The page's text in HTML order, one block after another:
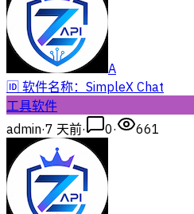
A
🆔 软件名称：SimpleX Chat
工具软件
admin·7 天前· 0· 661